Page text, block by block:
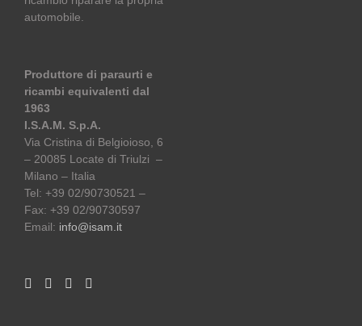
automobile.
Produttore di paraurti e
ricambi equivalenti dal
1963
I.S.A.M. S.p.A.
Via Cristina di Belgioioso, 6
– 20085 Locate di Triulzi –
Milano – Italia
Tel: +39 02/90730521 –
Fax: +39 02/90730597
Email: info@isam.it